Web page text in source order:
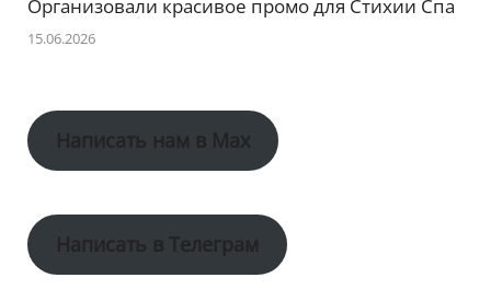
Организовали красивое промо для Стихии Спа
15.06.2026
Написать нам в Max
Написать в Телеграм